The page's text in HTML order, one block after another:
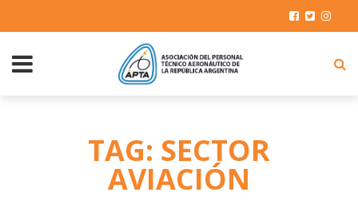
TAG: SECTOR
AVIACIÓN